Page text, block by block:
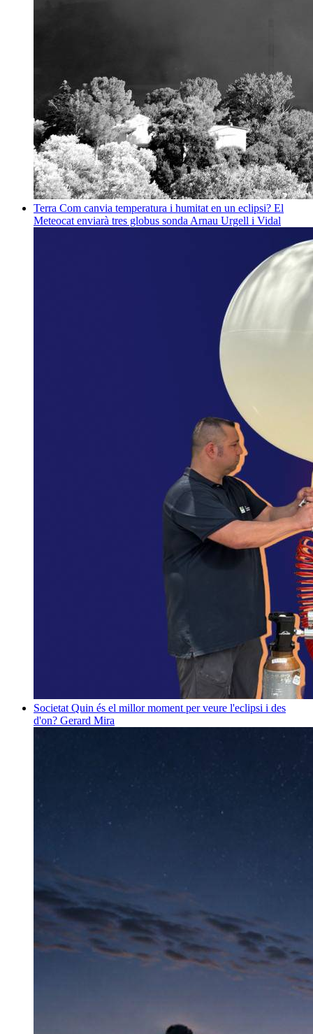
Terra Com canvia temperatura i humitat en un eclipsi? El
Meteocat enviarà tres globus sonda Arnau Urgell i Vidal
Societat Quin és el millor moment per veure l'eclipsi i des
d'on? Gerard Mira